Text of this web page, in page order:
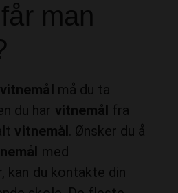
man
vitnemål må du ta
du har vitnemål fra
vitnemål . Ønsker du å
med
kan du kontakte din